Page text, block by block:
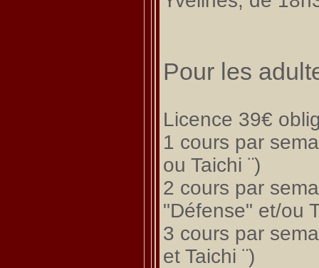
Pour les
Licence 39€
1 cours par
ou Taichi ¨)
2 cours par
"Défense" et/ou
3 cours par
et Taichi ¨)